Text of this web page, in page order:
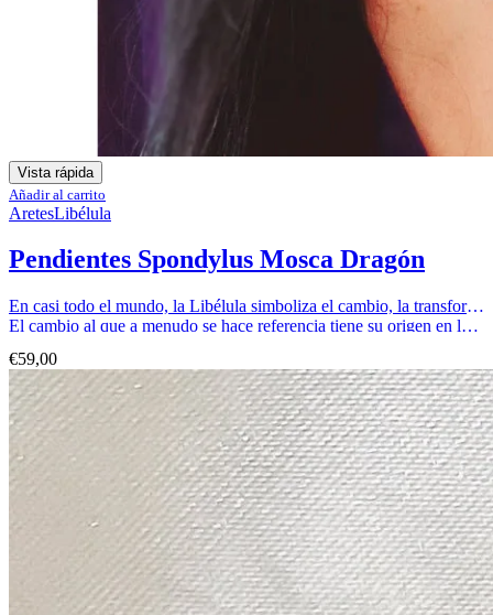
Vista rápida
Añadir al carrito
AretesLibélula
Pendientes Spondylus Mosca Dragón
En casi todo el mundo, la Libélula simboliza el cambio, la transformación, la adaptabilidad y la autorrealización.
El cambio al que a menudo se hace referencia tiene su origen en la madurez mental y emocional y en la comprensión del significado más profundo de la vida.
€59,00